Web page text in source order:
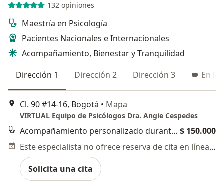
132 opiniones
Maestría en Psicología
Pacientes Nacionales e Internacionales
Acompañamiento, Bienestar y Tranquilidad
Dirección 1
Dirección 2 Dirección 3 En
Cl. 90 #14-16, Bogotá • Mapa
VIRTUAL Equipo de Psicólogos Dra. Angie Cespedes
Acompañamiento personalizado durante el proceso $ 150.000
Este especialista no ofrece reserva de cita en línea en esta dirección.
Solicita una cita